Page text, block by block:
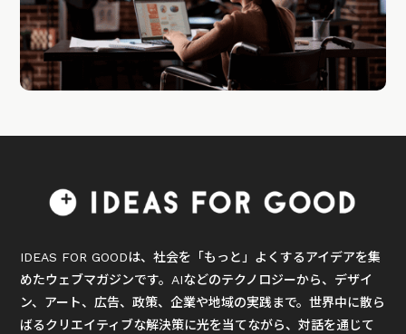
IDEAS FOR GOODは、社会を「もっと」よくするアイデアを集
めたウェブマガジンです。AIなどのテクノロジーから、デザイ
ン、アート、広告、政策、企業や地域の実践まで。世界中に散ら
ばるクリエイティブな解決策に光を当てながら、対話を通じて